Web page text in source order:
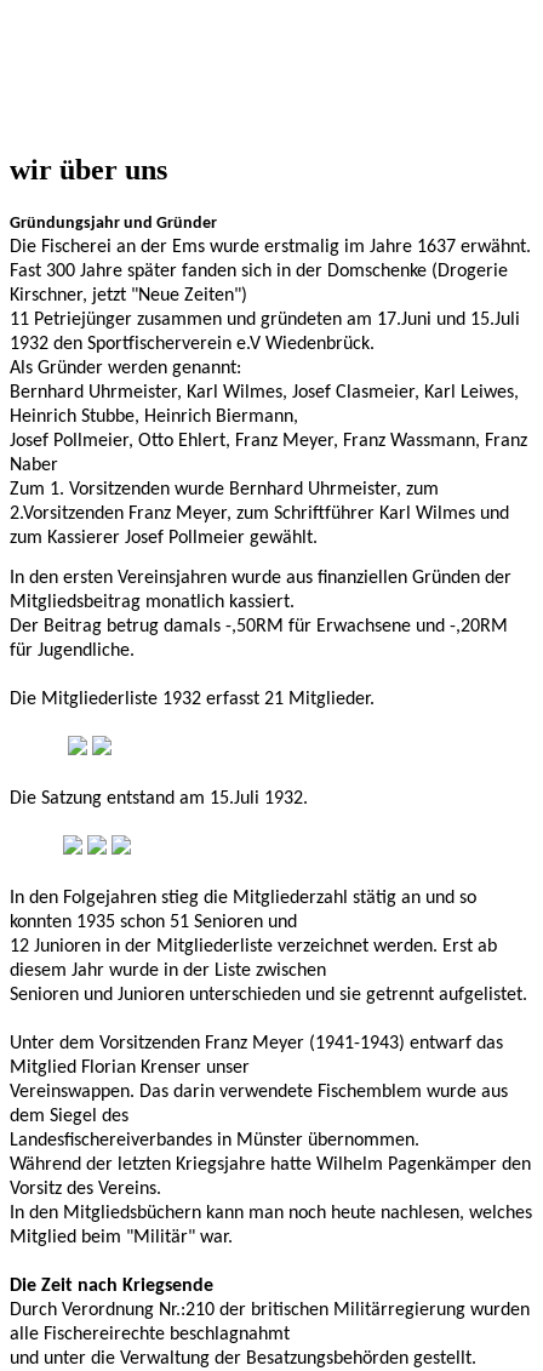
wir über uns
Gründungsjahr und Gründer
Die Fischerei an der Ems wurde erstmalig im Jahre 1637 erwähnt.
Fast 300 Jahre später fanden sich in der Domschenke (Drogerie
Kirschner, jetzt "Neue Zeiten")
11 Petriejünger zusammen und gründeten am 17.Juni und 15.Juli
1932 den Sportfischerverein e.V Wiedenbrück.
Als Gründer werden genannt:
Bernhard Uhrmeister, Karl Wilmes, Josef Clasmeier, Karl Leiwes,
Heinrich Stubbe, Heinrich Biermann,
Josef Pollmeier, Otto Ehlert, Franz Meyer, Franz Wassmann, Franz
Naber
Zum 1. Vorsitzenden wurde Bernhard Uhrmeister, zum
2.Vorsitzenden Franz Meyer, zum Schriftführer Karl Wilmes und
zum Kassierer Josef Pollmeier gewählt.
In den ersten Vereinsjahren wurde aus finanziellen Gründen der
Mitgliedsbeitrag monatlich kassiert.
Der Beitrag betrug damals -,50RM für Erwachsene und -,20RM
für Jugendliche.
Die Mitgliederliste 1932 erfasst 21 Mitglieder.
Die Satzung entstand am 15.Juli 1932.
In den Folgejahren stieg die Mitgliederzahl stätig an und so
konnten 1935 schon 51 Senioren und
12 Junioren in der Mitgliederliste verzeichnet werden. Erst ab
diesem Jahr wurde in der Liste zwischen
Senioren und Junioren unterschieden und sie getrennt aufgelistet.
Unter dem Vorsitzenden Franz Meyer (1941-1943) entwarf das
Mitglied Florian Krenser unser
Vereinswappen. Das darin verwendete Fischemblem wurde aus
dem Siegel des
Landesfischereiverbandes in Münster übernommen.
Während der letzten Kriegsjahre hatte Wilhelm Pagenkämper den
Vorsitz des Vereins.
In den Mitgliedsbüchern kann man noch heute nachlesen, welches
Mitglied beim "Militär" war.
Die Zeit nach Kriegsende
Durch Verordnung Nr.:210 der britischen Militärregierung wurden
alle Fischereirechte beschlagnahmt
und unter die Verwaltung der Besatzungsbehörden gestellt.